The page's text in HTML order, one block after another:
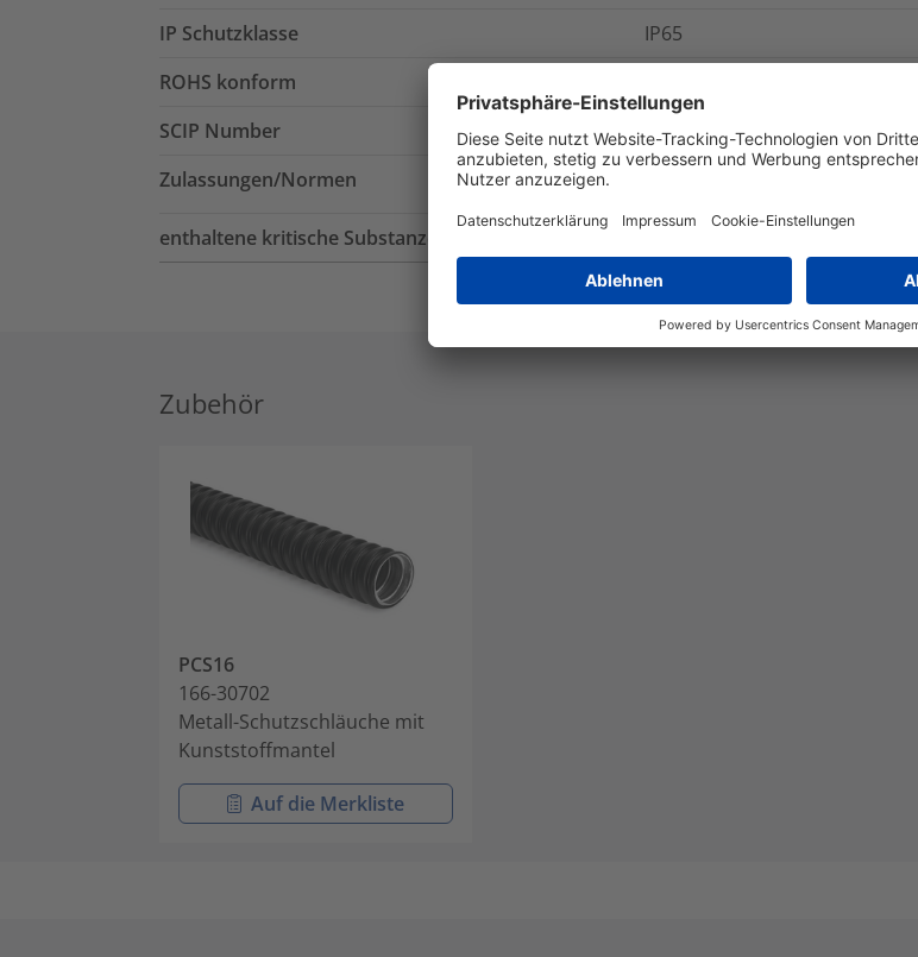
IP Schutzklasse
IP65
ROHS konform
SCIP Number
6e6589a0-7137-40a9-bb48-
Zulassungen/Normen
enthaltene kritische Substanzen 4%
Zubehör
PCS16
166-30702
Metall-Schutzschläuche mit
Kunststoffmantel
Auf die Merkliste